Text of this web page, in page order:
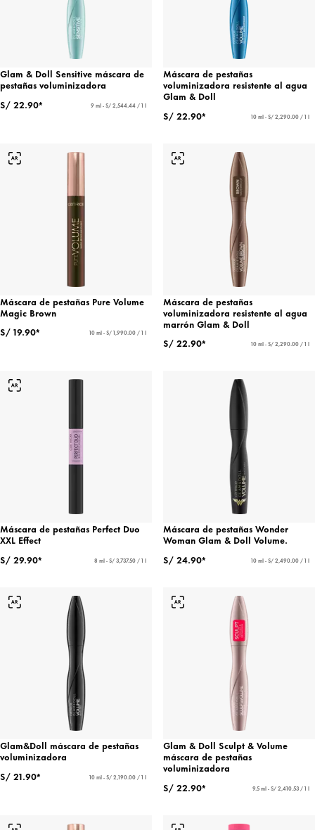
Glam & Doll Sensitive máscara de
pestañas voluminizadora
S/ 22.90*
9 ml - S/ 2,544.44 / 1 l
Máscara de pestañas
voluminizadora resistente al agua
Glam & Doll
S/ 22.90*
10 ml - S/ 2,290.00 / 1 l
Máscara de pestañas Pure Volume
Magic Brown
S/ 19.90*
10 ml - S/ 1,990.00 / 1 l
Máscara de pestañas
voluminizadora resistente al agua
marrón Glam & Doll
S/ 22.90*
10 ml - S/ 2,290.00 / 1 l
Máscara de pestañas Perfect Duo
XXL Effect
S/ 29.90*
8 ml - S/ 3,737.50 / 1 l
Máscara de pestañas Wonder
Woman Glam & Doll Volume.
S/ 24.90*
10 ml - S/ 2,490.00 / 1 l
Glam&Doll máscara de pestañas
voluminizadora
S/ 21.90*
10 ml - S/ 2,190.00 / 1 l
Glam & Doll Sculpt & Volume
máscara de pestañas
voluminizadora
S/ 22.90*
9.5 ml - S/ 2,410.53 / 1 l